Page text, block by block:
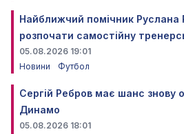
Найближчий помічник Руслана
розпочати самостійну
05.08.2026 19:01
Новини
Футбол
Сергій Ребров має шанс знову
Динамо
05.08.2026 18:01